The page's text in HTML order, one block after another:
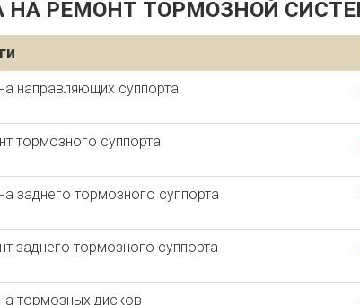
НА РЕМОНТ ТОРМОЗНОЙ
направляющих суппорта
тормозного суппорта
заднего тормозного суппорта
заднего тормозного суппорта
тормозных дисков